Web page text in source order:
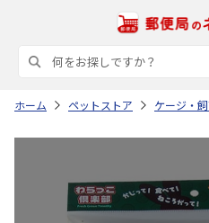
ホーム ペットストア ケージ・